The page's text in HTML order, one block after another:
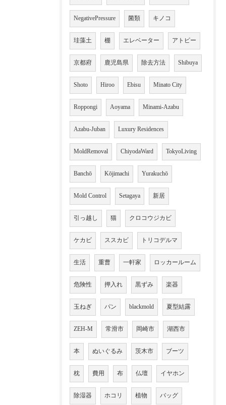
NegativePressure 菌類 キノコ
珪藻土 棚 エレベーター アトピー
京都府 鹿児島県 除去方法 Shibuya
Shoto Hiroo Ebisu Minato City
Roppongi Aoyama Minami-Azabu
Azabu-Juban Luxury Residences
MoldRemoval ChiyodaWard TokyoLiving
Banchō Kōjimachi Yurakuchō
Mold Control Setagaya 新居
引っ越し 猫 クロコウジカビ
ケカビ ススカビ トリコデルマ
生活 重曹 一軒家 ロッカールーム
危険性 押入れ 黒ずみ 楽器
玉ねぎ パン blackmold 夏型結露
ZEH-M 常滑市 岡崎市 湖西市
本 ぬいぐるみ 茨木市 ブーツ
枕 費用 布 仏壇 イヤホン
除湿器 ホコリ 植物 バッグ